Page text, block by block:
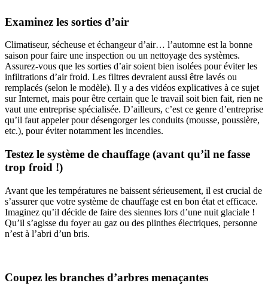
Examinez les sorties d’air
Climatiseur, sécheuse et échangeur d’air… l’automne est la bonne
saison pour faire une inspection ou un nettoyage des systèmes.
Assurez-vous que les sorties d’air soient bien isolées pour éviter les
infiltrations d’air froid. Les filtres devraient aussi être lavés ou
remplacés (selon le modèle). Il y a des vidéos explicatives à ce sujet
sur Internet, mais pour être certain que le travail soit bien fait, rien ne
vaut une entreprise spécialisée. D’ailleurs, c’est ce genre d’entreprise
qu’il faut appeler pour désengorger les conduits (mousse, poussière,
etc.), pour éviter notamment les incendies.
Testez le système de chauffage (avant qu’il ne fasse
trop froid !)
Avant que les températures ne baissent sérieusement, il est crucial de
s’assurer que votre système de chauffage est en bon état et efficace.
Imaginez qu’il décide de faire des siennes lors d’une nuit glaciale !
Qu’il s’agisse du foyer au gaz ou des plinthes électriques, personne
n’est à l’abri d’un bris.
Coupez les branches d’arbres menaçantes